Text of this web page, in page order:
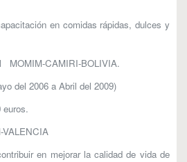
en comidas rápidas, dulces y
MOMIM-CAMIRI-BOLIVIA.
del 2006 a Abril del 2009)
VALENCIA
en mejorar la calidad de vida de